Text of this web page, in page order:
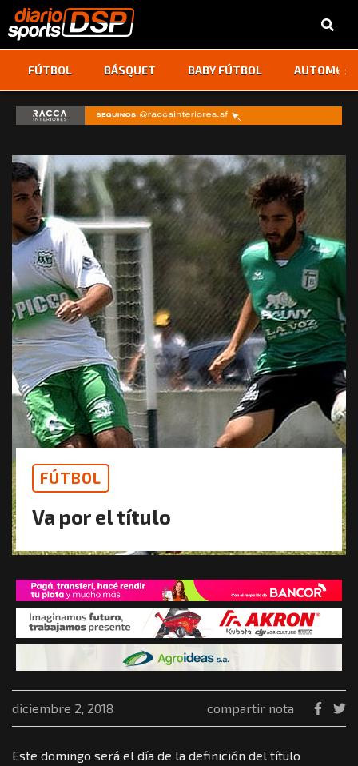
FÚTBOL BÁSQUET BABY FÚTBOL ‹ ›
FÚTBOL
Va por el título
diciembre 2, 2018 compartir nota
Este domingo será el día de la definición del título